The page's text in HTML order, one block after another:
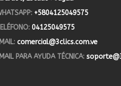
+5804125049575
04125049575
comercial@3clics.com.ve
PARA AYUDA TÉCNICA: